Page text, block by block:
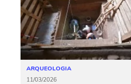
ARQUEOLOGIA
11/03/2026